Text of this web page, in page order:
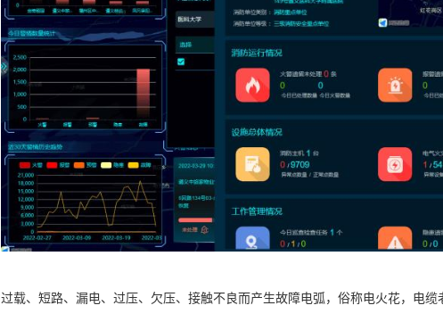
过载、短路、漏电、过压、欠压、接触不良而产生故障电弧，俗称电火花，电